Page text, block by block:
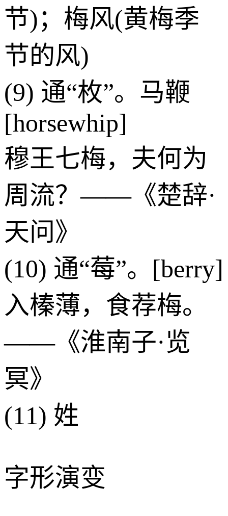
节)；梅风(黄梅季
节的风)
(9) 通“枚”。马鞭
[horsewhip]
穆王七梅，夫何为
周流？——《楚辞·
天问》
(10) 通“莓”。[berry]
入榛薄，食荐梅。
——《淮南子·览
冥》
(11) 姓
字形演变